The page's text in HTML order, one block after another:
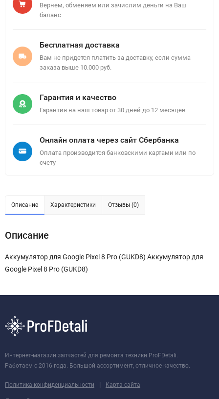
Вернем, обменяем или зачислим деньги на Ваш
баланс
Бесплатная доставка
Вам не придется платить за доставку, если сумма
заказа выше 10.000 руб.
Гарантия и качество
Гарантия на наш товар от 30 дней до 12 месяцев
Онлайн оплата через сайт Сбербанка
Оплата производится банковскими картами или по
счету
Описание Характеристики Отзывы (0)
Описание
Аккумулятор для Google Pixel 8 Pro (GUKD8) Аккумулятор для
Google Pixel 8 Pro (GUKD8)
Интернет-магазин запчастей для ремонта техники ProFDetali.
Работаем с 2016 года. Большой ассортимент, отличное качество.
Политика конфиденциальности | Карта сайта